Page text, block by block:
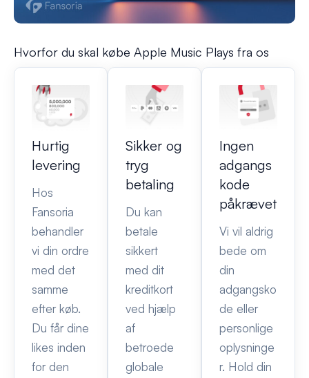
Hvorfor du skal købe Apple Music Plays fra os
Hurtig
levering
Hos
Fansoria
behandler
vi din ordre
med det
samme
efter køb.
Du får dine
likes inden
for den
Sikker og
tryg
betaling
Du kan
betale
sikkert
med dit
kreditkort
ved hjælp
af
betroede
globale
Ingen
adgangs
kode
påkrævet
Vi vil aldrig
bede om
din
adgangsko
de eller
personlige
oplysninge
r. Hold din